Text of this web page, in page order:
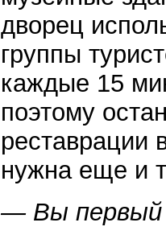
дворец
группы
каждые 15
поэтому
реставрации
нужна еще и
— Вы первый